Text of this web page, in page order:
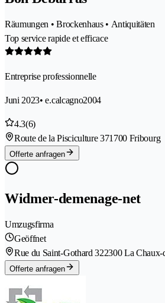
Räumungen • Brockenhaus • Antiquitäten
Top service rapide et efficace
Entreprise professionnelle
Juni 2023• e.calcagno2004
4.3(6)
Route de la Pisciculture 371700 Fribourg
Offerte anfragen
Widmer-demenage-net
Umzugsfirma
Geöffnet
Rue du Saint-Gothard 322300 La Chaux-
Offerte anfragen